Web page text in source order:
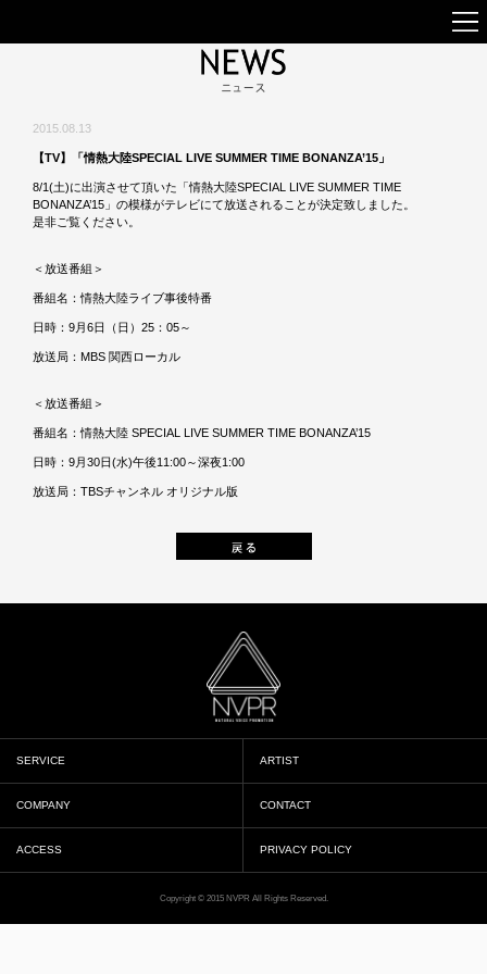
2015.08.13
【TV】「情熱大陸SPECIAL LIVE SUMMER TIME BONANZA’15」
8/1(土)に出演させて頂いた「情熱大陸SPECIAL LIVE SUMMER TIME
BONANZA’15」の模様がテレビにて放送されることが決定致しました。
是非ご覧ください。
＜放送番組＞
番組名：情熱大陸ライブ事後特番
日時：9月6日（日）25：05～
放送局：MBS 関西ローカル
＜放送番組＞
番組名：情熱大陸 SPECIAL LIVE SUMMER TIME BONANZA’15
日時：9月30日(水)午後11:00～深夜1:00
放送局：TBSチャンネル オリジナル版
SERVICE ARTIST
COMPANY CONTACT
ACCESS PRIVACY POLICY
Copyright © 2015 NVPR All Rights Reserved.